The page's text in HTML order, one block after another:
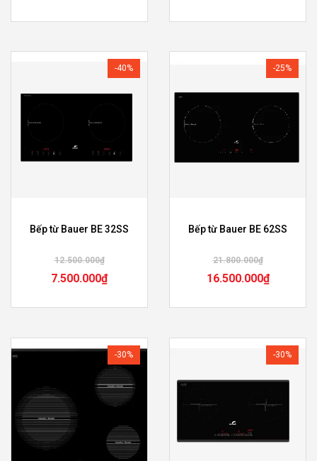
-40%
Bếp từ Bauer BE 32SS
12.500.000₫
7.500.000₫
-25%
Bếp từ Bauer BE 62SS
21.800.000₫
16.500.000₫
-30% -30%